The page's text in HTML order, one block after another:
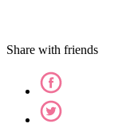
Share with friends